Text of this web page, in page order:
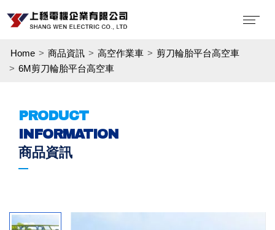
Home 商品資訊 高空作業車
剪刀輪胎平台高空車
6M剪刀輪胎平台高空車
PRODUCT
INFORMATION
商品資訊